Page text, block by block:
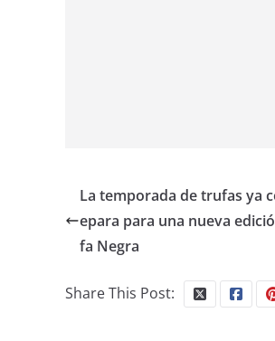
La temporada de trufas ya
epara para una nueva
fa Negra
Share This Post: